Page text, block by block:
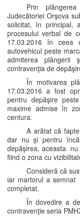
Prin
Judecătoriei Orşova
solicitat, în principal,
procesului verbal de
17.03.2016 în
autovehicul peste
admiterea plângerii
contravenţia de
În motivarea
17.03.2016 a fost
pentru depăşire
maxime admise în
centura.
A arătat că
dar nu şi pentru
depăşirea, aceasta
fiind o zona cu
Consideră că
iar martorul a
completat.
În dovedire a
contravenţie seria